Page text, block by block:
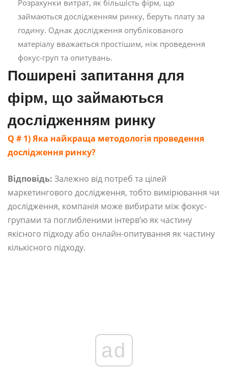
Розрахунки витрат, як більшість фірм, що
займаються дослідженням ринку, беруть плату за
годину. Однак дослідження опублікованого
матеріалу вважається простішим, ніж проведення
фокус-груп та опитувань.
Поширені запитання для
фірм, що займаються
дослідженням ринку
Q # 1) Яка найкраща методологія проведення
дослідження ринку?
Відповідь: Залежно від потреб та цілей
маркетингового дослідження, тобто вимірювання чи
дослідження, компанія може вибирати між фокус-
групами та поглибленими інтерв’ю як частину
якісного підходу або онлайн-опитування як частину
кількісного підходу.
ad